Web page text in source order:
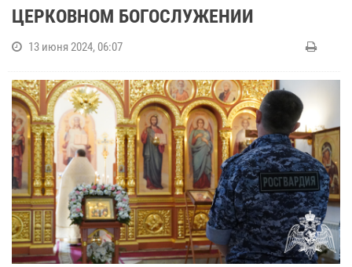
ЦЕРКОВНОМ БОГОСЛУЖЕНИИ
13 июня 2024, 06:07